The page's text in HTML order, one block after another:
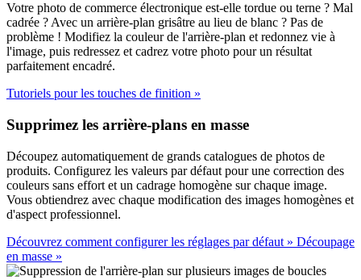
Votre photo de commerce électronique est-elle tordue ou terne ? Mal
cadrée ? Avec un arrière-plan grisâtre au lieu de blanc ? Pas de
problème ! Modifiez la couleur de l'arrière-plan et redonnez vie à
l'image, puis redressez et cadrez votre photo pour un résultat
parfaitement encadré.
Tutoriels pour les touches de finition »
Supprimez les arrière-plans en masse
Découpez automatiquement de grands catalogues de photos de
produits. Configurez les valeurs par défaut pour une correction des
couleurs sans effort et un cadrage homogène sur chaque image.
Vous obtiendrez avec chaque modification des images homogènes et
d'aspect professionnel.
Découvrez comment configurer les réglages par défaut » Découpage
en masse »